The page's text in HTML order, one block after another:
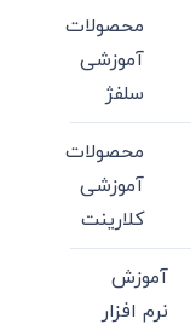
محصولات
آموزشی
سلفژ
محصولات
آموزشی
کلارینت
آموزش
نرم افزار